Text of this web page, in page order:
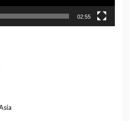
02:55